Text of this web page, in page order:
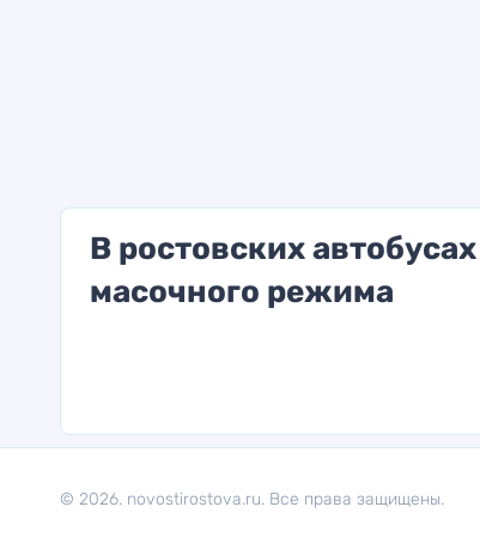
В ростовских
масочного режима
© 2026. novostirostova.ru. Все права защищены.